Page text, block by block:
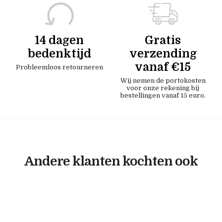
14 dagen
bedenktijd
Probleemloos retourneren
Gratis
verzending
vanaf €15
Wij nemen de portokosten
voor onze rekening bij
bestellingen vanaf 15 euro.
Andere klanten kochten ook